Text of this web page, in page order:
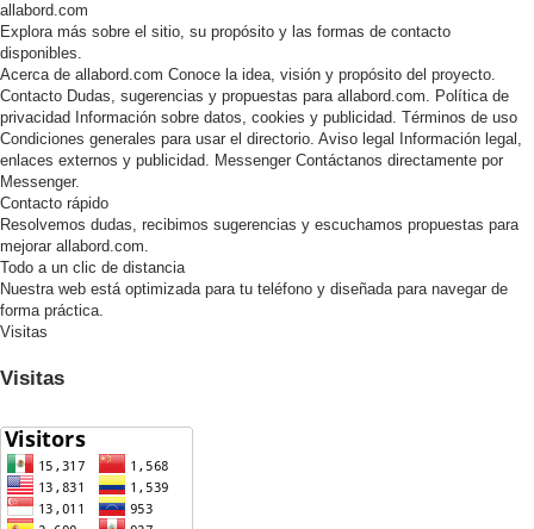
allabord.com
Explora más sobre el sitio, su propósito y las formas de contacto
disponibles.
Acerca de allabord.com Conoce la idea, visión y propósito del proyecto.
Contacto Dudas, sugerencias y propuestas para allabord.com. Política de
privacidad Información sobre datos, cookies y publicidad. Términos de uso
Condiciones generales para usar el directorio. Aviso legal
Información legal,
enlaces externos y publicidad. Messenger Contáctanos directamente por
Messenger.
Contacto rápido
Resolvemos dudas, recibimos sugerencias y escuchamos propuestas para
mejorar allabord.com.
Todo a un clic de distancia
Nuestra web está optimizada para tu teléfono y diseñada para navegar de
forma práctica.
Visitas
Visitas